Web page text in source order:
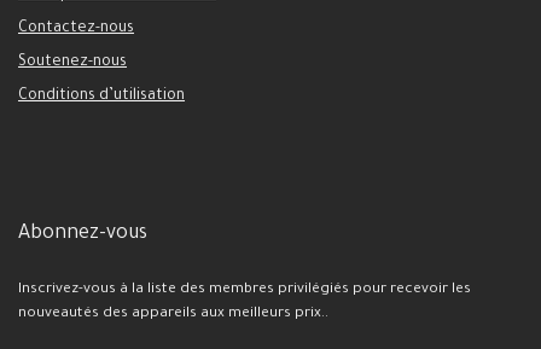
Contactez-nous
Soutenez-nous
Conditions d’utilisation
Abonnez-vous
Inscrivez-vous à la liste des membres privilégiés pour recevoir les
nouveautés des appareils aux meilleurs prix..